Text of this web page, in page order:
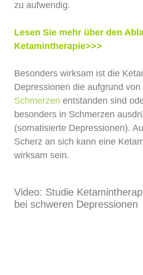
zu aufwendig.
Lesen Sie mehr über den
Ketamintherapie>>>
Besonders wirksam ist die
Depressionen die aufgrund von
Schmerzen entstanden sind
besonders in Schmerzen
(somatisierte Depressionen).
Scherz an sich kann eine
wirksam sein.
Video: Studie
bei schweren Depressionen